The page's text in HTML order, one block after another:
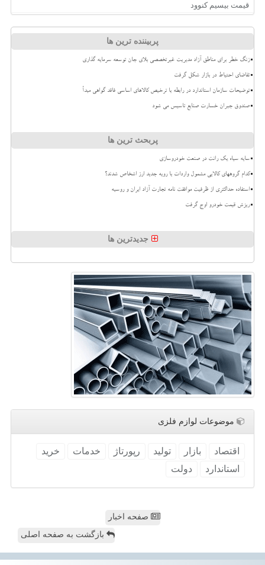
قیمت بیسیم کنوود
پربیننده ترین ها
زنگ خطر برای مناطق آزاد مدیریت غیرتخصصی بلای جان توسعه سرمایه گذاری
تقاضای احتیاط در بازار شکل گرفت
توضیحات سازمان استاندارد در رابطه با ترخیص کالاهای اساسی فاقد گواهی مبدأ
صندوق جبران خسارت صنایع تاسیس می شود
پربحث ترین ها
سایه سیاه یک رانت در صنعت خودروسازی
کدام گروههای کالایی مشمول واردات با رویه جدید ارز اشخاص شدند؟
استفاده حداکثری از ظرفیت موافقت نامه تجارت آزاد ایران و روسیه
ریزش قیمت خودرو اوج گرفت
جدیدترین ها
موضوعات لوازم فلزی
اقتصاد بازار تولید رپورتاژ خدمات
خرید
استاندارد
دولت
صفحه اخبار
بازگشت به صفحه اصلی